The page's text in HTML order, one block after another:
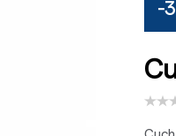
-